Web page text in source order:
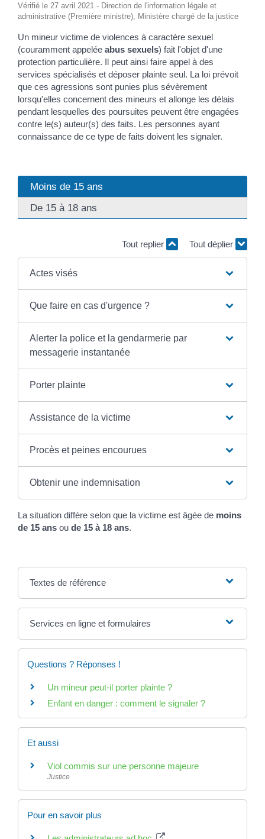
Vérifié le 27 avril 2021 - Direction de l'information légale et
administrative (Première ministre), Ministère chargé de la justice
Un mineur victime de violences à caractère sexuel
(couramment appelée abus sexuels) fait l'objet d'une
protection particulière. Il peut ainsi faire appel à des
services spécialisés et déposer plainte seul. La loi prévoit
que ces agressions sont punies plus sévèrement
lorsqu'elles concernent des mineurs et allonge les délais
pendant lesquelles des poursuites peuvent être engagées
contre le(s) auteur(s) des faits. Les personnes ayant
connaissance de ce type de faits doivent les signaler.
Moins de 15 ans
De 15 à 18 ans
Tout replier Tout déplier
Actes visés
Que faire en cas d'urgence ?
Alerter la police et la gendarmerie par
messagerie instantanée
Porter plainte
Assistance de la victime
Procès et peines encourues
Obtenir une indemnisation
La situation diffère selon que la victime est âgée de moins
de 15 ans ou de 15 à 18 ans.
Textes de référence
Services en ligne et formulaires
Questions ? Réponses !
Un mineur peut-il porter plainte ?
Enfant en danger : comment le signaler ?
Et aussi
Viol commis sur une personne majeure
Justice
Pour en savoir plus